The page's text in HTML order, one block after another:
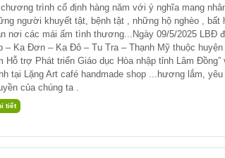
chương trình cố định hàng năm với ý nghĩa mang
người khuyết tật, bệnh tật , những hộ nghèo , bất
nơi các mái ấm tình thương...Ngày 09/5/2025 LBĐ
– Ka Đơn – Ka Đô – Tu Tra – Thạnh Mỹ thuộc
Hỗ trợ Phát triển Giáo dục Hòa nhập tỉnh Lâm
tại Lặng Art café handmade shop ...hương lắm,
của chúng ta .